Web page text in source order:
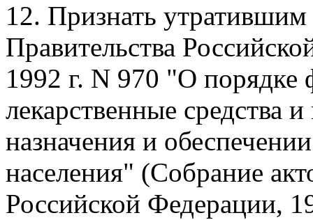
12. Признать
Правительства
1992 г. N 970 "О порядке
лекарственные средства
назначения и
населения" (Собрание
Российской Федерации,